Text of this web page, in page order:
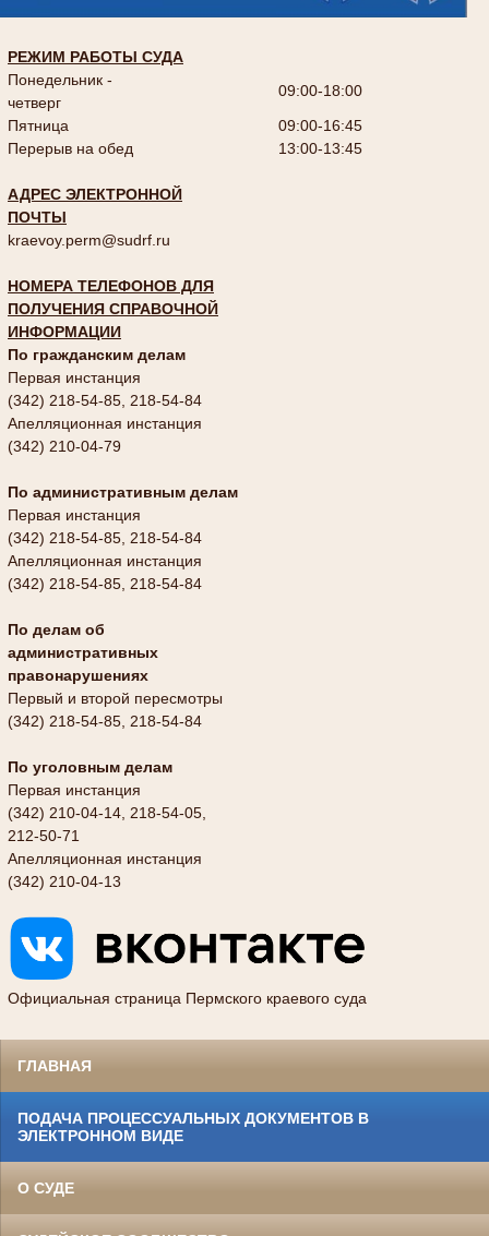
РЕЖИМ РАБОТЫ СУДА
Понедельник -
четверг
09:00-18:00
Пятница
09:00-16:45
Перерыв на обед
13:00-13:45
АДРЕС ЭЛЕКТРОННОЙ
ПОЧТЫ
kraevoy.perm@sudrf.ru
НОМЕРА ТЕЛЕФОНОВ ДЛЯ
ПОЛУЧЕНИЯ СПРАВОЧНОЙ
ИНФОРМАЦИИ
По гражданским делам
Первая инстанция
(342) 218-54-85, 218-54-84
Апелляционная инстанция
(342) 210-04-79
По административным делам
Первая инстанция
(342) 218-54-85, 218-54-84
Апелляционная инстанция
(342) 218-54-85, 218-54-84
По делам об
административных
правонарушениях
Первый и второй пересмотры
(342) 218-54-85, 218-54-84
По уголовным делам
Первая инстанция
(342) 210-04-14, 218-54-05,
212-50-71
Апелляционная инстанция
(342) 210-04-13
Официальная страница Пермского краевого суда
ГЛАВНАЯ
ПОДАЧА ПРОЦЕССУАЛЬНЫХ ДОКУМЕНТОВ В
ЭЛЕКТРОННОМ ВИДЕ
О СУДЕ